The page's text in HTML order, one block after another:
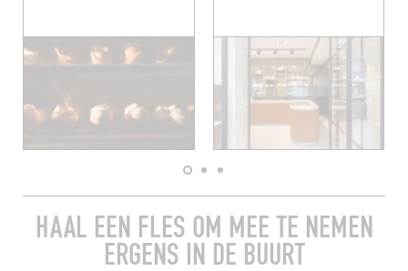
HAAL EEN FLES OM MEE TE NEMEN
ERGENS IN DE BUURT